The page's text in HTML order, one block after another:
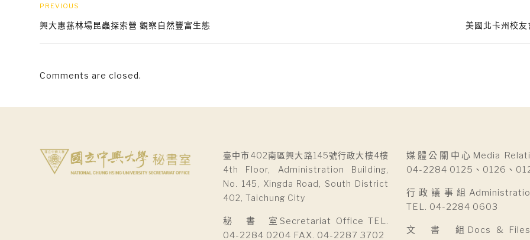
PREVIOUS
興大惠蓀林場昆蟲探索營 觀察自然豐富生態 美國北卡州校
Comments are closed.
臺中市402南區興大路145號行政大樓4樓
4th Floor, Administration Building,
No. 145, Xingda Road, South District
402, Taichung City
秘 書 室Secretariat Office TEL.
04-2284 0204 FAX. 04-2287 3702
媒體公關中心Media
04-2284 0125、0126、
行政議事組
TEL. 04-2284 0603
文 書 組Docs & Files